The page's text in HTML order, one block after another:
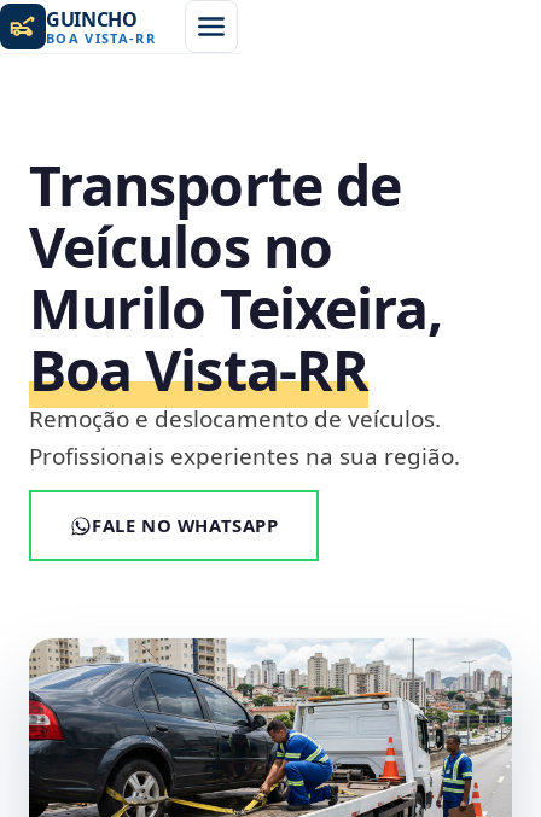
GUINCHO
BOA VISTA-RR
Transporte de
Veículos no
Murilo Teixeira,
Boa Vista‑RR
Remoção e deslocamento de veículos.
Profissionais experientes na sua região.
FALE NO WHATSAPP